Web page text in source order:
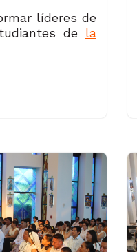
líderes de
de la